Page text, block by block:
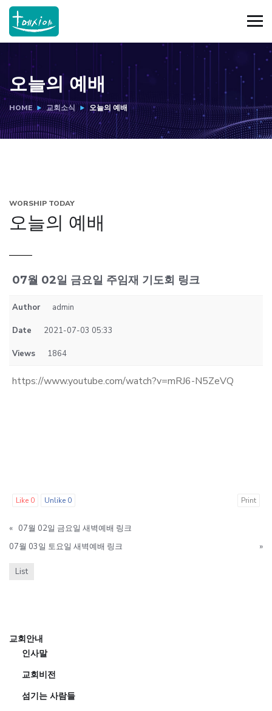
오늘의 예배
HOME 교회소식 오늘의 예배
WORSHIP TODAY
오늘의 예배
07월 02일 금요일 주임재 기도회 링크
Author admin
Date 2021-07-03 05:33
Views 1864
https://www.youtube.com/watch?v=mRJ6-N5ZeVQ
Like 0 Unlike 0 Print
« 07월 02일 금요일 새벽예배 링크
07월 03일 토요일 새벽예배 링크
»
List
교회안내
인사말
교회비전
섬기는 사람들